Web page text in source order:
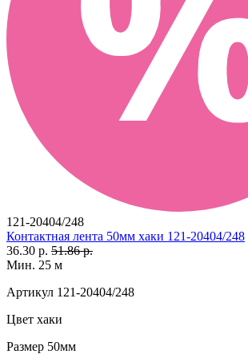
121-20404/248
Контактная лента 50мм хаки 121-20404/248
36.30 р. 51.86 р.
Мин. 25 м
Артикул 121-20404/248
Цвет хаки
Размер 50мм